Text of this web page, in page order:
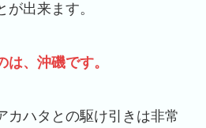
が出来ます。
、沖磯です。
カハタとの駆け引きは非常